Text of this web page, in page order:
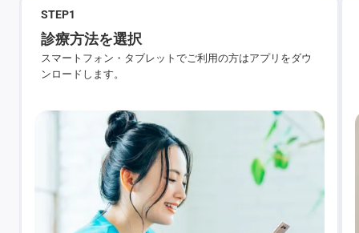
STEP1
診療方法を選択
スマートフォン・タブレットでご利用の方はアプリをダウ
ンロードします。